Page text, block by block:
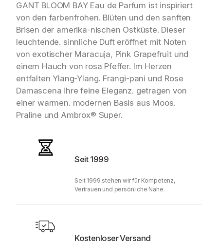
GANT BLOOM BAY Eau de Parfum ist inspiriert
von den farbenfrohen. Blüten und den sanften
Brisen der amerika-nischen Ostküste. Dieser
leuchtende. sinnliche Duft eröffnet mit Noten
von exotischer Maracuja, Pink Grapefruit und
einem Hauch von rosa Pfeffer. Im Herzen
entfalten Ylang-Ylang. Frangi-pani und Rose
Damascena ihre feine Eleganz. getragen von
einer warmen. modernen Basis aus Moos.
Praline und Ambrox® Super.
Seit 1999
Seit 1999 stehen wir für Kompetenz,
Vertrauen und persönliche Nähe.
Kostenloser Versand